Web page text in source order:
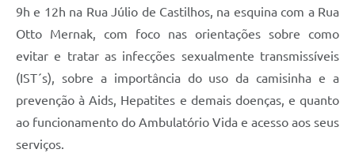
Telefones Úteis
Agenda
Contato
9h e 12h na Rua Júlio de Castilhos, na esquina com a Rua
Otto Mernak, com foco nas orientações sobre como
evitar e tratar as infecções sexualmente transmissíveis
(IST´s), sobre a importância do uso da camisinha e a
prevenção à Aids, Hepatites e demais doenças, e quanto
ao funcionamento do Ambulatório Vida e acesso aos seus
serviços.